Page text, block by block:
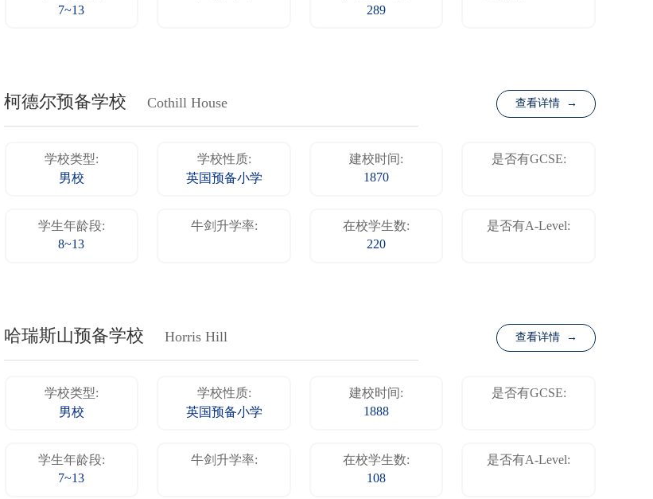
7~13
289
柯德尔预备学校 Cothill House 查看详情 →
学校类型:
男校
学校性质:
英国预备小学
建校时间:
1870
是否有GCSE:
学生年龄段:
8~13
牛剑升学率:
在校学生数:
220
是否有A-Level:
哈瑞斯山预备学校 Horris Hill 查看详情 →
学校类型:
男校
学校性质:
英国预备小学
建校时间:
1888
是否有GCSE:
学生年龄段:
7~13
牛剑升学率:
在校学生数:
108
是否有A-Level: